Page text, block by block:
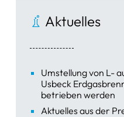
Aktuelles
Umstellung von L-
Usbeck
betrieben werden
Aktuelles aus der